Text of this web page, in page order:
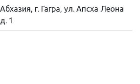
Абхазия, г. Гагра, ул. Апсха Леона
д. 1